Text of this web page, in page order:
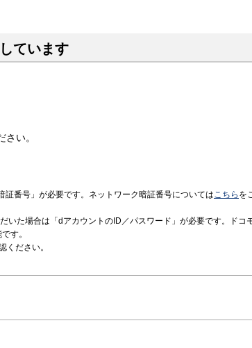
ています
い。
証番号」が必要です。ネットワーク暗証番号についてはこちら を
いた場合は「dアカウントのID／パスワード」が必要です。ドコ
す。
ください。